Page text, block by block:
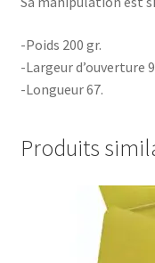
-Poids 200 gr.
-Largeur d’ouverture
-Longueur 67.
Produits